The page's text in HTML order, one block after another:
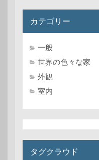
カテゴリー
一般
世界の色々な家
外観
室内
タグクラウド